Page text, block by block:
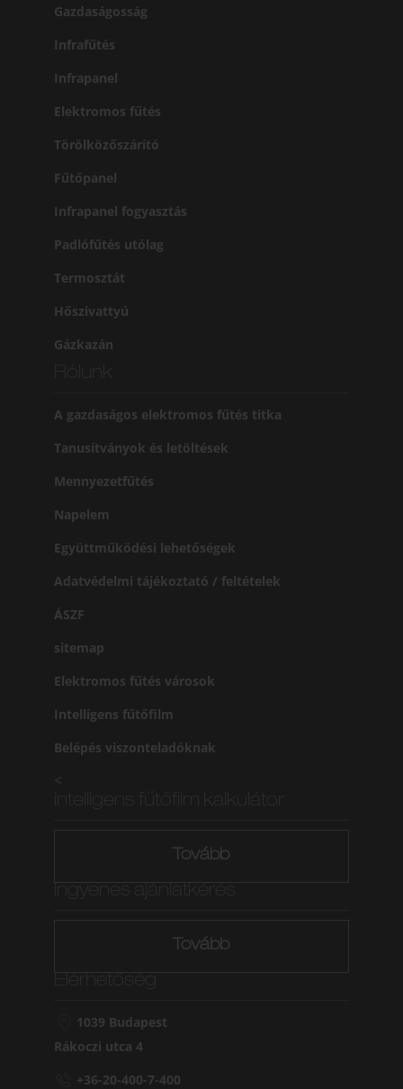
Gazdaságosság
Infrafűtés
Infrapanel
Elektromos fűtés
Törölközőszárító
Fűtőpanel
Infrapanel fogyasztás
Padlófűtés utólag
Termosztát
Hőszivattyú
Gázkazán
A gazdaságos elektromos fűtés titka
Tanusítványok és letöltések
Mennyezetfűtés
Napelem
Együttműködési lehetőségek
Adatvédelmi tájékoztató / feltételek
ÁSZF
sitemap
Elektromos fűtés városok
Intelligens fűtőfilm
Belépés viszonteladóknak
<
Tovább
Tovább
1039 Budapest
Rákoczi utca 4
+36-20-400-7-400